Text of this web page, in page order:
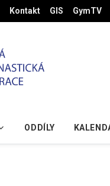
Kontakt GIS GymTV
ODDÍLY